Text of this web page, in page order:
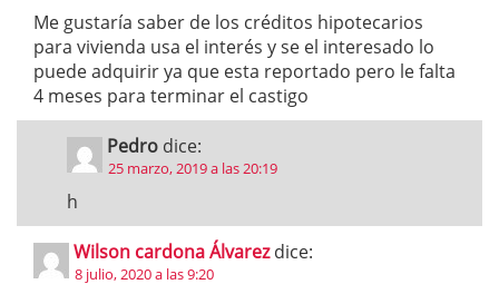
Me gustaría saber de los créditos hipotecarios
para vivienda usa el interés y se el interesado lo
puede adquirir ya que esta reportado pero le falta
4 meses para terminar el castigo
Pedro dice:
25 marzo, 2019 a las 20:19
h
Wilson cardona Álvarez dice:
8 julio, 2020 a las 9:20